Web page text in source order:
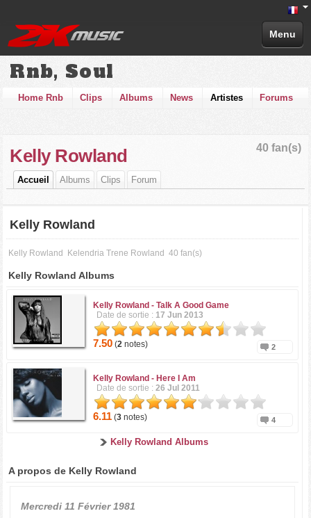
Menu
Rnb, Soul
Home Rnb Clips Albums News Artistes Forums
40 fan(s)
Kelly Rowland
Accueil Albums Clips Forum
Kelly Rowland
Kelly Rowland Kelendria Trene Rowland 40 fan(s)
Kelly Rowland Albums
Kelly Rowland -Talk A Good Game
Date de sortie : 17 Jun 2013
7.50 (2 notes) 2
Kelly Rowland - Here I Am
Date de sortie :26 Jul 2011
6.11 (3 notes) 4
Kelly Rowland Albums
A propos de Kelly Rowland
Mercredi 11 Février 1981